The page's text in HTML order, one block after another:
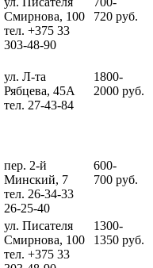
Смирнова, 100
тел. +375 33
303-48-90
720 руб.
ул. Л-та
Рябцева, 45А
тел. 27-43-84
1800-
2000 руб.
пер. 2-й
Минский, 7
тел. 26-34-33
26-25-40
600-
700 руб.
ул. Писателя
Смирнова, 100
тел. +375 33
1300-
1350 руб.